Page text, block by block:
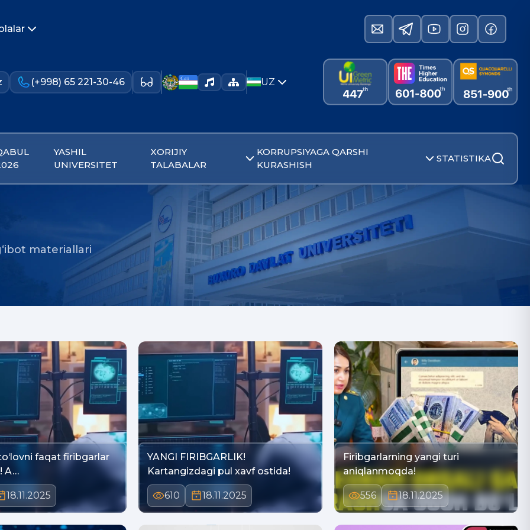
(+998) 65 221-30-46 UZ
YASHIL
UNIVERSITET
XORIJIY
TALABALAR
KORRUPSIYAGA QARSHI
KURASHISH
STATISTIKA
materiallari
faqat firibgarlar
A…
18.11.2025
YANGI FIRIBGARLIK!
Kartangizdagi pul xavf ostida!
610 18.11.2025
Firibgarlarning yangi turi
aniqlanmoqda!
556 18.11.2025